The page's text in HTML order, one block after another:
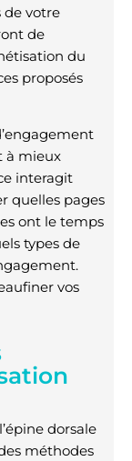
de votre
de
du
proposés
à mieux
interagit
quelles pages
ont le temps
types de
vos
dorsale
méthodes